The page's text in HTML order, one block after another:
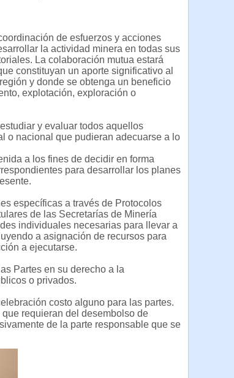
de esfuerzos y acciones
la actividad minera en todas sus
La colaboración mutua estará
constituyan un aporte significativo al
y donde se obtenga un beneficio
explotación, exploración o
y evaluar todos aquellos
o nacional que pudieran adecuarse a lo
a los fines de decidir en forma
para desarrollar los planes
específicas a través de Protocolos
de las Secretarías de Minería
individuales necesarias para llevar a
a asignación de recursos para
a ejecutarse.
Partes en su derecho a la
o privados.
costo alguno para las partes.
requieran del desembolso de
de la parte responsable que se